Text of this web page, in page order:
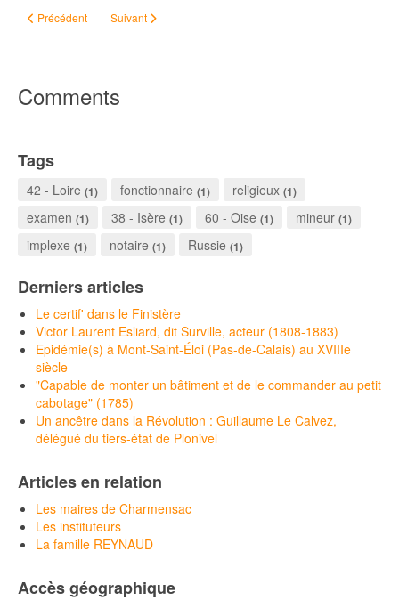
Article précédent : De coïncidences en certitudes
Précédent Article suivant : Onésime, épisode 2
Suivant
Comments
Tags
42 - Loire (1) fonctionnaire (1) religieux (1)
examen (1) 38 - Isère (1) 60 - Oise (1) mineur (1)
implexe (1) notaire (1) Russie (1)
Derniers articles
Le certif' dans le Finistère
Victor Laurent Esliard, dit Surville, acteur (1808-1883)
Epidémie(s) à Mont-Saint-Éloi (Pas-de-Calais) au XVIIIe
siècle
"Capable de monter un bâtiment et de le commander au petit
cabotage" (1785)
Un ancêtre dans la Révolution : Guillaume Le Calvez,
délégué du tiers-état de Plonivel
Articles en relation
Les maires de Charmensac
Les instituteurs
La famille REYNAUD
Accès géographique